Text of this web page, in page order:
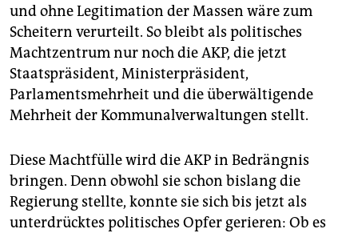
und ohne Legitimation der Massen wäre zum
Scheitern verurteilt. So bleibt als politisches
Machtzentrum nur noch die AKP, die jetzt
Staatspräsident, Ministerpräsident,
Parlamentsmehrheit und die überwältigende
Mehrheit der Kommunalverwaltungen stellt.
Diese Machtfülle wird die AKP in Bedrängnis
bringen. Denn obwohl sie schon bislang die
Regierung stellte, konnte sie sich bis jetzt als
unterdrücktes politisches Opfer gerieren: Ob es